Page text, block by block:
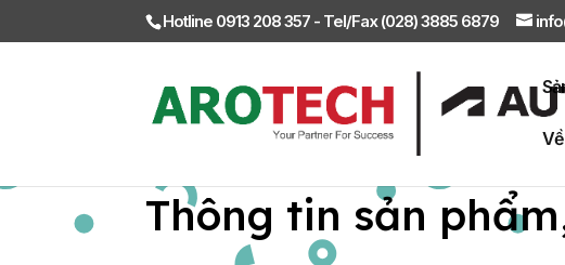
Hotline 0913 208 357 - Tel/Fax (028) 3885 6879
Thông tin sản